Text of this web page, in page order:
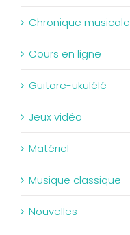
Chronique musicale
Cours en ligne
Guitare-ukulélé
Jeux vidéo
Matériel
Musique classique
Nouvelles